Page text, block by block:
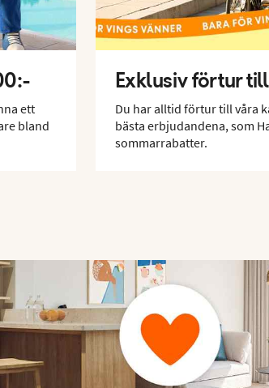
ett
bland
Exklusiv förtur
Du har alltid förtur till våra
bästa erbjudandena, som
sommarrabatter.